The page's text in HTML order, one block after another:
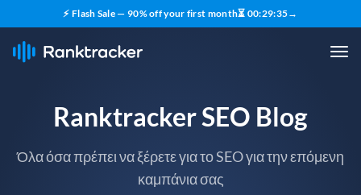
⚡ Flash Sale — 90% off your first month⏳ 00:29:33→
Ranktracker SEO Blog
Όλα όσα πρέπει να ξέρετε για το SEO για την επόμενη
καμπάνια σας